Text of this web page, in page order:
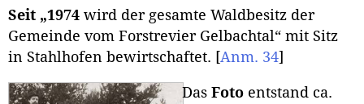
Seit „1974 wird der gesamte Waldbesitz der
Gemeinde vom Forstrevier Gelbachtal“ mit Sitz
in Stahlhofen bewirtschaftet. [Anm. 34]
Das Foto entstand ca.